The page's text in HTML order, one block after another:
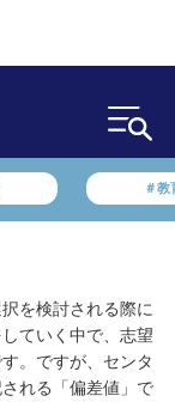
＃教
を検討される際に
ていく中で、志望
。ですが、センタ
れる「偏差値」で